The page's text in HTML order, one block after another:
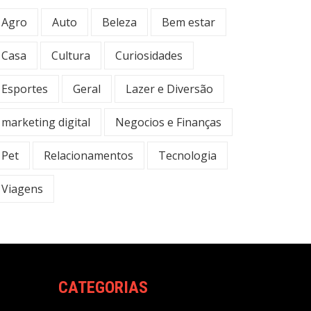
Agro Auto Beleza Bem estar
Casa Cultura Curiosidades
Esportes Geral Lazer e Diversão
marketing digital Negocios e Finanças
Pet Relacionamentos Tecnologia
Viagens
CATEGORIAS